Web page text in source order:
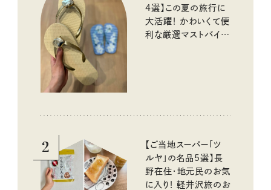
4選】この夏の旅行に
大活躍！ かわいくて便
利な厳選マストバイア
2
【ご当地スーパー「ツ
ルヤ」の名品5選】長
野在住・地元民のお気
に入り！ 軽井沢旅のお